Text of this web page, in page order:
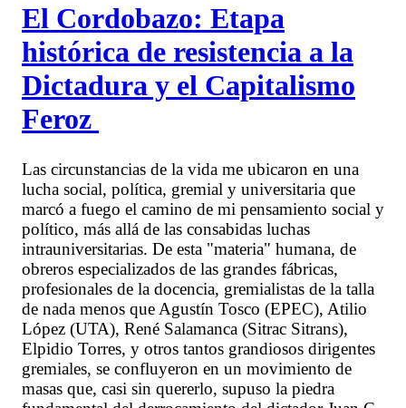
El Cordobazo: Etapa
histórica de resistencia a la
Dictadura y el Capitalismo
Feroz
Las circunstancias de la vida me ubicaron en una
lucha social, política, gremial y universitaria que
marcó a fuego el camino de mi pensamiento social y
político, más allá de las consabidas luchas
intrauniversitarias. De esta "materia" humana, de
obreros especializados de las grandes fábricas,
profesionales de la docencia, gremialistas de la talla
de nada menos que Agustín Tosco (EPEC), Atilio
López (UTA), René Salamanca (Sitrac Sitrans),
Elpidio Torres, y otros tantos grandiosos dirigentes
gremiales, se confluyeron en un movimiento de
masas que, casi sin quererlo, supuso la piedra